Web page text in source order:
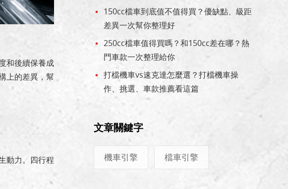
和後續保養成
上的差異，幫
動力。四行程
150cc檔車到底值不值得買？優缺點、級距
差異一次幫你整理好
250cc檔車值得買嗎？和150cc差在哪？熱
門車款一次整理給你
打檔機車vs速克達怎麼選？打檔機車操
作、挑選、車款推薦看這篇
文章關鍵字
機車引擎 檔車引擎